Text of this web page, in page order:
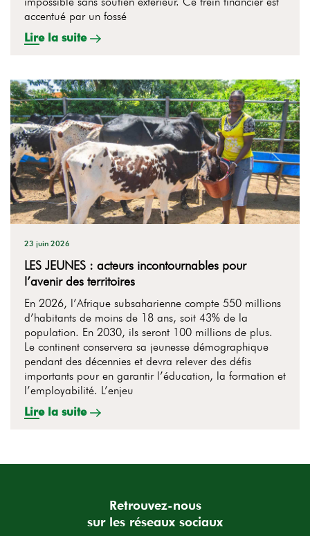
accentué par un fossé
Lire la suite
LES JEUNES : acteurs incontournables pour
l’avenir des territoires
23 juin 2026
En 2026, l’Afrique subsaharienne compte 550 millions
d’habitants de moins de 18 ans, soit 43% de la
population. En 2030, ils seront 100 millions de plus.
Le continent conservera sa jeunesse démographique
pendant des décennies et devra relever des défis
importants pour en garantir l’éducation, la formation et
l’employabilité. L’enjeu
Lire la suite
Retrouvez-nous
sur les réseaux sociaux